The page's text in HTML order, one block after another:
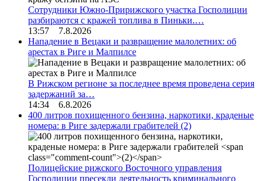
Сотрудники Южно-Пририжского участка Госполиции
разбираются с кражей топлива в Пиньки.…
13:57 7.8.2026
Нападение в Вецаки и развращение малолетних: об
арестах в Риге и Малпилсе
В Рижском регионе за последнее время проведена серия
задержаний за…
14:34 6.8.2026
400 литров похищенного бензина, наркотики, краденые
номера: в Риге задержали грабителей (2)
Полицейские рижского Восточного управления
Госполиции пресекли деятельность криминального